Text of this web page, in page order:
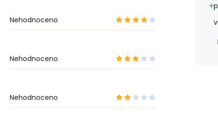
Nehodnoceno
Nehodnoceno
Nehodnoceno